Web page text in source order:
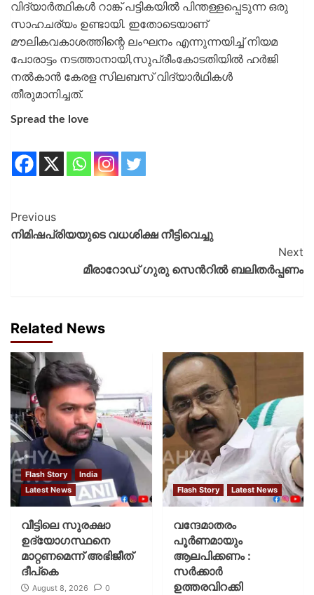
വിദ്യാർത്ഥികൾ റാങ്ക് പട്ടികയിൽ പിന്തള്ളപ്പെടുന്ന ഒരു
സാഹചര്യം ഉണ്ടായി. ഇതോടെയാണ്
മൗലികവകാശത്തിന്റെ ലംഘനം എന്നുന്നയിച്ച് നിയമ
പോരാട്ടം നടത്താനായി,സുപ്രീംകോടതിയിൽ ഹർജി
നൽകാൻ കേരള സിലബസ് വിദ്യാർഥികൾ
തീരുമാനിച്ചത്.
Spread the love
Previous
നിമിഷപ്രിയയുടെ വധശിക്ഷ നീട്ടിവെച്ചു
Next
മീരാറോഡ് ഗുരു സെൻറിൽ ബലിതർപ്പണം
Related News
Flash Story
India
Latest News
വീട്ടിലെ സുരക്ഷാ
ഉദ്യോഗസ്ഥനെ
മാറ്റണമെന്ന് അഭിജീത്
ദീപ്‌കെ
August 8, 2026 0
Flash Story Latest News
വന്ദേമാതരം
പൂര്‍ണമായും
ആലപിക്കണം :
സര്‍ക്കാര്‍
ഉത്തരവിറക്കി